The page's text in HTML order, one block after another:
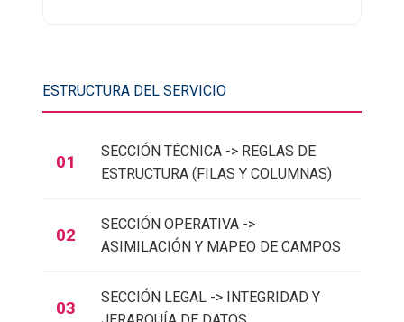
ESTRUCTURA DEL SERVICIO
01
SECCIÓN TÉCNICA -> REGLAS DE
ESTRUCTURA (FILAS Y COLUMNAS)
02
SECCIÓN OPERATIVA ->
ASIMILACIÓN Y MAPEO DE CAMPOS
03
SECCIÓN LEGAL -> INTEGRIDAD Y